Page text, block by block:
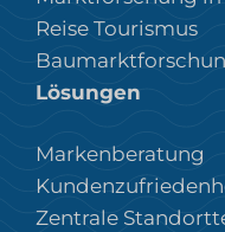
Reise Tourismus
Lösungen
Markenberatung
Zentrale